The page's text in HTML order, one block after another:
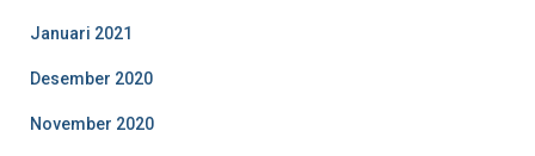
Januari 2021
Desember 2020
November 2020